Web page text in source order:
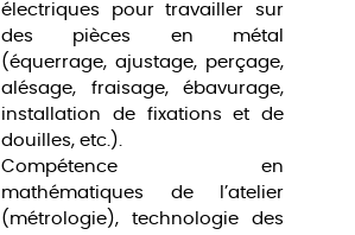
électriques pour travailler sur
des pièces en métal
(équerrage, ajustage, perçage,
alésage, fraisage, ébavurage,
installation de fixations et de
douilles, etc.).
Compétence en
mathématiques de l’atelier
(métrologie), technologie des